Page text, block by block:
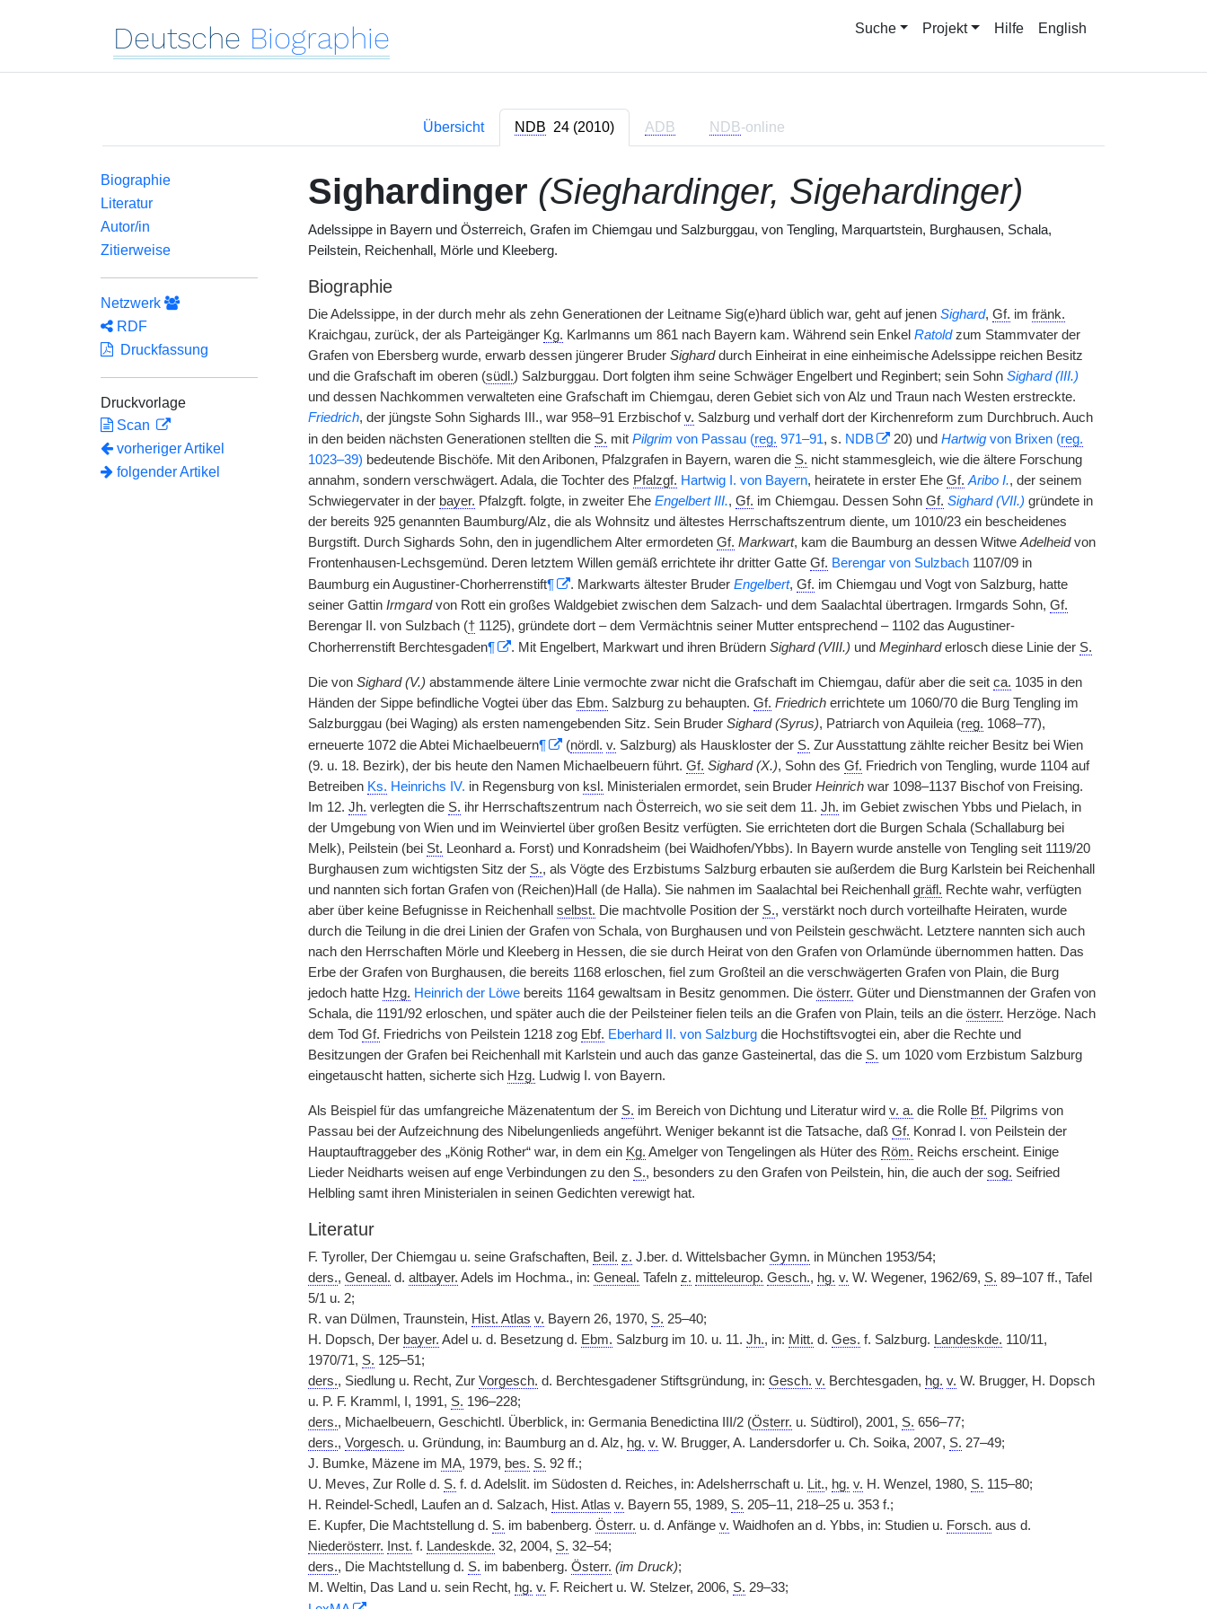
Deutsche Biographie Suche Projekt Hilfe English
Übersicht NDB 24 (2010) ADB NDB-online
Biographie
Literatur
Autor/in
Zitierweise
Netzwerk
RDF
Druckfassung
Druckvorlage
Scan
vorheriger Artikel
folgender Artikel
Sighardinger (Sieghardinger, Sigehardinger)
Adelssippe in Bayern und Österreich, Grafen im Chiemgau und Salzburggau, von Tengling, Marquartstein, Burghausen, Schala,
Peilstein, Reichenhall, Mörle und Kleeberg.
Biographie
Die Adelssippe, in der durch mehr als zehn Generationen der Leitname Sig(e)hard üblich war, geht auf jenen Sighard, Gf. im fränk.
Kraichgau, zurück, der als Parteigänger Kg. Karlmanns um 861 nach Bayern kam. Während sein Enkel Ratoldzum Stammvater der
Grafen von Ebersberg wurde, erwarb dessen jüngerer Bruder Sigharddurch Einheirat in eine einheimische Adelssippe reichen Besitz
und die Grafschaft im oberen (südl.) Salzburggau. Dort folgten ihm seine Schwäger Engelbert und Reginbert; sein Sohn Sighard (III.)
und dessen Nachkommen verwalteten eine Grafschaft im Chiemgau, deren Gebiet sich von Alz und Traun nach Westen erstreckte.
Friedrich, der jüngste Sohn Sighards III., war 958–91 Erzbischofv. Salzburg und verhalf dort der Kirchenreform zum Durchbruch. Auch
in den beiden nächsten Generationen stellten die S. mit Pilgrim von Passau (reg. 971–91, s. NDB 20) und Hartwigvon Brixen (reg.
1023–39) bedeutende Bischöfe. Mit den Aribonen, Pfalzgrafen in Bayern, waren die S. nicht stammesgleich, wie die ältere Forschung
annahm, sondern verschwägert. Adala, die Tochter des Pfalzgf. Hartwig I. von Bayern, heiratete in erster Ehe Gf. Aribo I., der seinem
Schwiegervater in der bayer. Pfalzgft. folgte, in zweiter Ehe Engelbert III., Gf. im Chiemgau. Dessen Sohn Gf. Sighard (VII.) gründete in
der bereits 925 genannten Baumburg/Alz, die als Wohnsitz und ältestes Herrschaftszentrum diente, um 1010/23 ein bescheidenes
Burgstift. Durch Sighards Sohn, den in jugendlichem Alter ermordeten Gf. Markwart, kam die Baumburg an dessen Witwe Adelheidvon
Frontenhausen-Lechsgemünd. Deren letztem Willen gemäß errichtete ihr dritter Gatte Gf. Berengar von Sulzbach1107/09 in
Baumburg ein Augustiner-Chorherrenstift¶ . Markwarts ältester Bruder Engelbert, Gf. im Chiemgau und Vogt von Salzburg, hatte
seiner Gattin Irmgardvon Rott ein großes Waldgebiet zwischen dem Salzach- und dem Saalachtal übertragen. Irmgards Sohn, Gf.
Berengar II. von Sulzbach (†1125), gründete dort – dem Vermächtnis seiner Mutter entsprechend – 1102 das Augustiner-
Chorherrenstift Berchtesgaden¶ . Mit Engelbert, Markwart und ihren Brüdern Sighard (VIII.) und Meginharderlosch diese Linie der S.
Die von Sighard (V.) abstammende ältere Linie vermochte zwar nicht die Grafschaft im Chiemgau, dafür aber die seit ca. 1035 in den
Händen der Sippe befindliche Vogtei über das Ebm. Salzburg zu behaupten. Gf. Friedricherrichtete um 1060/70 die Burg Tengling im
Salzburggau (bei Waging) als ersten namengebenden Sitz. Sein Bruder Sighard (Syrus), Patriarch von Aquileia (reg. 1068–77),
erneuerte 1072 die Abtei Michaelbeuern¶ (nördl. v. Salzburg) als Hauskloster der S. Zur Ausstattung zählte reicher Besitz bei Wien
(9. u. 18. Bezirk), der bis heute den Namen Michaelbeuern führt. Gf. Sighard (X.), Sohn des Gf. Friedrich von Tengling, wurde 1104 auf
Betreiben Ks. Heinrichs IV. in Regensburg von ksl. Ministerialen ermordet, sein Bruder Heinrichwar 1098–1137 Bischof von Freising.
Im 12. Jh. verlegten die S. ihr Herrschaftszentrum nach Österreich, wo sie seit dem 11. Jh. im Gebiet zwischen Ybbs und Pielach, in
der Umgebung von Wien und im Weinviertel über großen Besitz verfügten. Sie errichteten dort die Burgen Schala (Schallaburg bei
Melk), Peilstein (bei St. Leonhard a. Forst) und Konradsheim (bei Waidhofen/Ybbs). In Bayern wurde anstelle von Tengling seit 1119/20
Burghausen zum wichtigsten Sitz der S., als Vögte des Erzbistums Salzburg erbauten sie außerdem die Burg Karlstein bei Reichenhall
und nannten sich fortan Grafen von (Reichen)Hall (de Halla). Sie nahmen im Saalachtal bei Reichenhall gräfl. Rechte wahr, verfügten
aber über keine Befugnisse in Reichenhall selbst. Die machtvolle Position der S., verstärkt noch durch vorteilhafte Heiraten, wurde
durch die Teilung in die drei Linien der Grafen von Schala, von Burghausen und von Peilstein geschwächt. Letztere nannten sich auch
nach den Herrschaften Mörle und Kleeberg in Hessen, die sie durch Heirat von den Grafen von Orlamünde übernommen hatten. Das
Erbe der Grafen von Burghausen, die bereits 1168 erloschen, fiel zum Großteil an die verschwägerten Grafen von Plain, die Burg
jedoch hatte Hzg. Heinrich der Löwebereits 1164 gewaltsam in Besitz genommen. Die österr. Güter und Dienstmannen der Grafen von
Schala, die 1191/92 erloschen, und später auch die der Peilsteiner fielen teils an die Grafen von Plain, teils an die österr. Herzöge. Nach
dem Tod Gf. Friedrichs von Peilstein 1218 zog Ebf. Eberhard II. von Salzburgdie Hochstiftsvogtei ein, aber die Rechte und
Besitzungen der Grafen bei Reichenhall mit Karlstein und auch das ganze Gasteinertal, das die S. um 1020 vom Erzbistum Salzburg
eingetauscht hatten, sicherte sich Hzg. Ludwig I. von Bayern.
Als Beispiel für das umfangreiche Mäzenatentum der S. im Bereich von Dichtung und Literatur wird v. a. die Rolle Bf. Pilgrims von
Passau bei der Aufzeichnung des Nibelungenlieds angeführt. Weniger bekannt ist die Tatsache, daß Gf. Konrad I. von Peilstein der
Hauptauftraggeber des „König Rother“ war, in dem ein Kg. Amelger von Tengelingen als Hüter des Röm. Reichs erscheint. Einige
Lieder Neidharts weisen auf enge Verbindungen zu den S., besonders zu den Grafen von Peilstein, hin, die auch der sog. Seifried
Helbling samt ihren Ministerialen in seinen Gedichten verewigt hat.
Literatur
F. Tyroller, Der Chiemgau u. seine Grafschaften, Beil. z. J.ber. d. Wittelsbacher Gymn. in München 1953/54;
ders., Geneal. d. altbayer. Adels im Hochma., in: Geneal. Tafeln z. mitteleurop. Gesch., hg. v. W. Wegener, 1962/69, S. 89–107 ff., Tafel
5/1 u. 2;
R. van Dülmen, Traunstein, Hist. Atlas v. Bayern 26, 1970, S. 25–40;
H. Dopsch, Der bayer. Adel u. d. Besetzung d. Ebm. Salzburg im 10. u. 11. Jh., in: Mitt. d. Ges. f. Salzburg. Landeskde. 110/11,
1970/71, S. 125–51;
ders., Siedlung u. Recht, Zur Vorgesch. d. Berchtesgadener Stiftsgründung, in: Gesch. v. Berchtesgaden, hg. v. W. Brugger, H. Dopsch
u. P. F. Kramml, I, 1991, S. 196–228;
ders., Michaelbeuern, Geschichtl. Überblick, in: Germania Benedictina III/2 (Österr. u. Südtirol), 2001, S. 656–77;
ders., Vorgesch. u. Gründung, in: Baumburg an d. Alz, hg. v. W. Brugger, A. Landersdorfer u. Ch. Soika, 2007, S. 27–49;
J. Bumke, Mäzene im MA, 1979, bes. S. 92 ff.;
U. Meves, Zur Rolle d. S. f. d. Adelslit. im Südosten d. Reiches, in: Adelsherrschaft u. Lit., hg. v. H. Wenzel, 1980, S. 115–80;
H. Reindel-Schedl, Laufen an d. Salzach, Hist. Atlas v. Bayern 55, 1989, S. 205–11, 218–25 u. 353 f.;
E. Kupfer, Die Machtstellung d. S. im babenberg. Österr. u. d. Anfänge v. Waidhofen an d. Ybbs, in: Studien u. Forsch. aus d.
Niederösterr.
Inst. f. Landeskde. 32, 2004, S. 32–54;
ders., Die Machtstellung d. S. im babenberg. Österr. (im Druck);
M. Weltin, Das Land u. sein Recht, hg. v. F. Reichert u. W. Stelzer, 2006, S. 29–33;